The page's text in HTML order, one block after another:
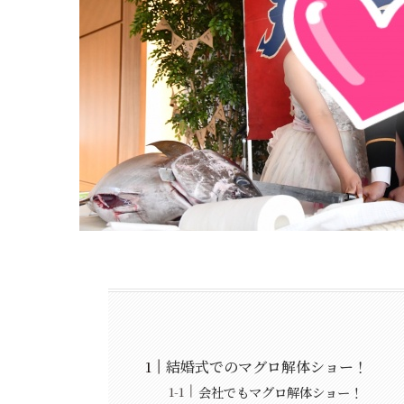
結婚式でのマグロ解体ショー！
会社でもマグロ解体ショー！